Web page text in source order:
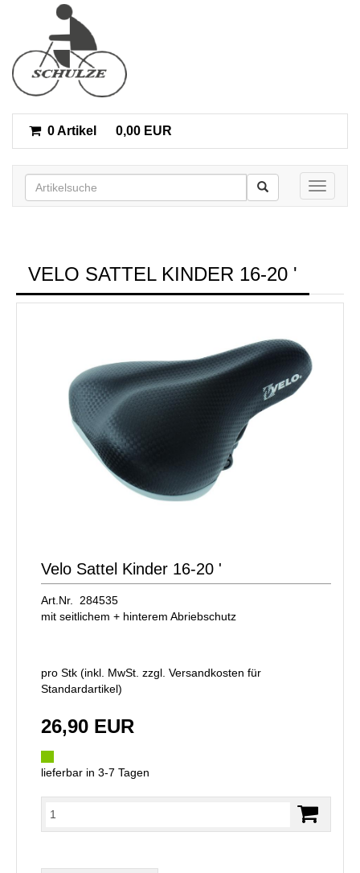
0 Artikel 0,00 EUR
Toggle
VELO SATTEL KINDER 16-20 '
Velo Sattel Kinder 16-20 '
Art.Nr. 284535
mit seitlichem + hinterem Abriebschutz
pro Stk (inkl. MwSt. zzgl. Versandkosten für
Standardartikel)
26,90 EUR
lieferbar in 3-7 Tagen